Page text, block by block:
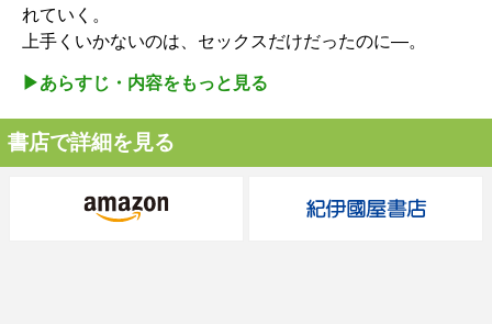
れていく。
上手くいかないのは、セックスだけだったのに―。
▶︎あらすじ・内容をもっと見る
書店で詳細を見る